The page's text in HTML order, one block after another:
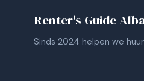
Renter's Guide
Sinds 2024 helpen we